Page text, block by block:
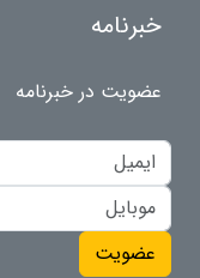
خبرنامه
عضویت در خبرنامه
عضویت